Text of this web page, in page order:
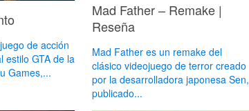
de acción
estilo GTA de la
Games,...
Mad Father – Remake |
Reseña
Mad Father es un remake del
clásico videojuego de terror creado
por la desarrolladora japonesa Sen,
publicado...